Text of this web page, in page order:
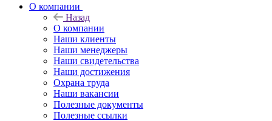
О компании
Назад
О компании
Наши клиенты
Наши менеджеры
Наши свидетельства
Наши достижения
Охрана труда
Наши вакансии
Полезные документы
Полезные ссылки